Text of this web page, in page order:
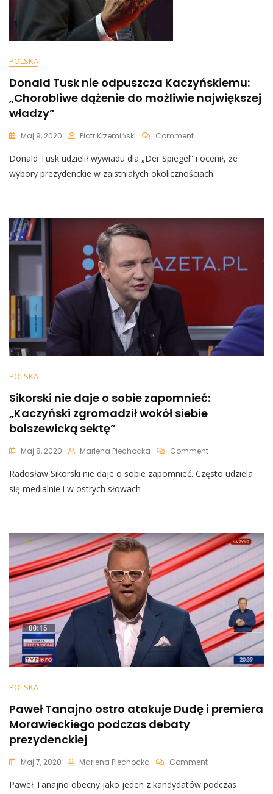
POLSKA
Donald Tusk nie odpuszcza Kaczyńskiemu:
„Chorobliwe dążenie do możliwie największej
władzy”
Maj 9, 2020 Piotr Krzemiński CommentOn
Tusk
Nie
Dążenie
Władzy”
Donald Tusk udzielił wywiadu dla „Der Spiegel” i ocenił, że
wybory prezydenckie w zaistniałych okolicznościach
POLSKA
Sikorski nie daje o sobie zapomnieć:
„Kaczyński zgromadził wokół siebie
bolszewicką sektę”
Maj 8, 2020 Marlena Piechocka CommentOn
Nie
„Kaczyński
Zgromadził
Wokół
Siebie
Bolszewicką
Sektę”
Radosław Sikorski nie daje o sobie zapomnieć. Często udziela
się medialnie i w ostrych słowach
POLSKA
Paweł Tanajno ostro atakuje Dudę i premiera
Morawieckiego podczas debaty
prezydenckiej
Maj 7, 2020 Marlena Piechocka CommentOn
Tanajno
Paweł Tanajno obecny jako jeden z kandydatów podczas